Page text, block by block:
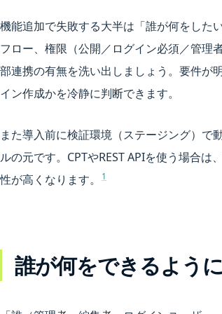
機能追加で失敗する大半は「誰が何をした
フロー、権限（公開／ログイン必須／管理
部連携の有無を洗い出しましょう。要件が
イン作成かを冷静に判断できます。
また導入前に検証環境（ステージング）で
ルの元です。CPTやREST APIを使う場合
性が高くなります。
1
誰が何をできるよう